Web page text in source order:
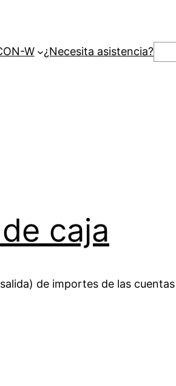
W ¿Necesita asistencia?
caja
de importes de las